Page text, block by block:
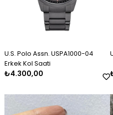
U.S. Polo Assn. USPA1000-04
Erkek Kol Saati
₺4.300,00